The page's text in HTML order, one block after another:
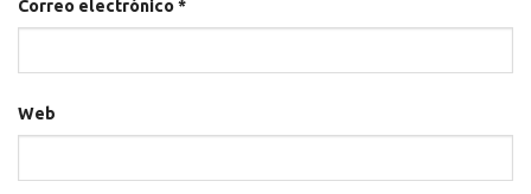
Correo electrónico*
Web